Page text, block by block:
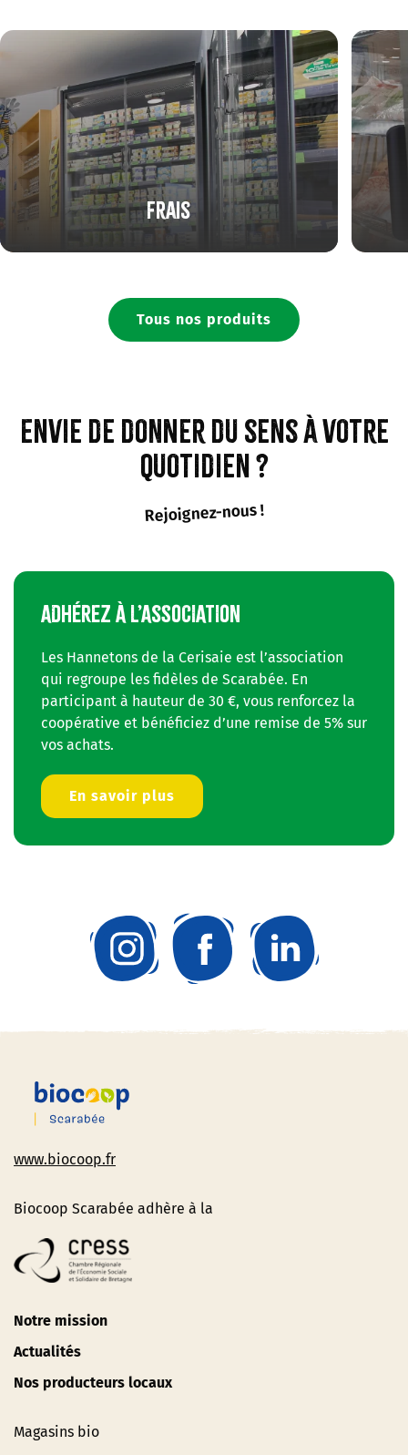
Frais
Tous nos produits
Envie de donner du sens à votre
quotidien ?
Rejoignez-nous !
ADHÉREZ À L’ASSOCIATION
Les Hannetons de la Cerisaie est l’association
qui regroupe les fidèles de Scarabée. En
participant à hauteur de 30 €, vous renforcez la
coopérative et bénéficiez d’une remise de 5% sur
vos achats.
En savoir plus
www.biocoop.fr
Biocoop Scarabée adhère à la
Notre mission
Actualités
Nos producteurs locaux
Magasins bio